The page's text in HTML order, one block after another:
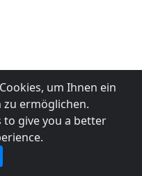
um Ihnen ein
ermöglichen.
to give you a better